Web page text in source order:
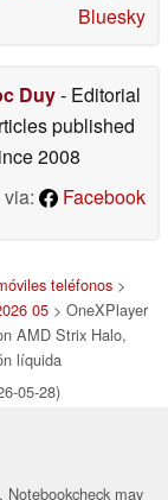
Bluesky
Duy- Editorial
published
2008
Facebook
teléfonos >
05> OneXPlayer
AMD Strix Halo,
líquida
05-28)
may